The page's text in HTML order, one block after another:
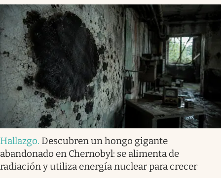
Hallazgo. Descubren un hongo gigante
abandonado en Chernobyl: se alimenta de
radiación y utiliza energía nuclear para crecer